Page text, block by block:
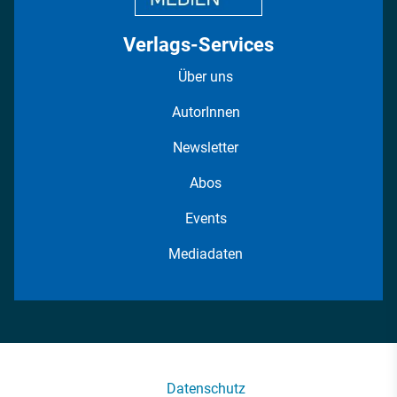
Verlags-Services
Über uns
AutorInnen
Newsletter
Abos
Events
Mediadaten
Datenschutz